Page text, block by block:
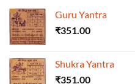
Guru Yantra
₹351.00
Shukra Yantra
₹351.00